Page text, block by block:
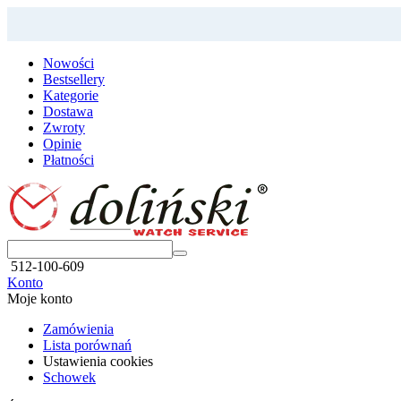
Nowości
Bestsellery
Kategorie
Dostawa
Zwroty
Opinie
Płatności
512-100-609
Konto
Moje konto
Zamówienia
Lista porównań
Ustawienia cookies
Schowek